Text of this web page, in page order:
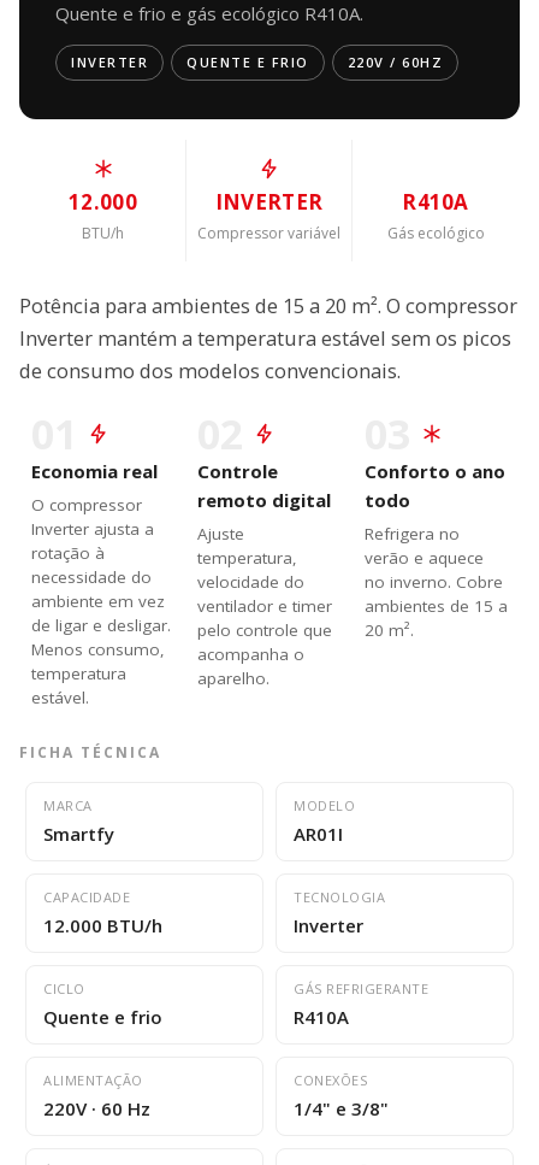
Quente e frio e gás ecológico R410A.
INVERTER QUENTE E FRIO 220V / 60HZ
12.000
BTU/h
INVERTER
Compressor variável
R410A
Gás ecológico
Potência para ambientes de 15 a 20 m². O compressor
Inverter mantém a temperatura estável sem os picos
de consumo dos modelos convencionais.
Economia real
O compressor
Inverter ajusta a
rotação à
necessidade do
ambiente em vez
de ligar e desligar.
Menos consumo,
temperatura
estável.
Controle
remoto digital
Ajuste
temperatura,
velocidade do
ventilador e timer
pelo controle que
acompanha o
aparelho.
Conforto o ano
todo
Refrigera no
verão e aquece
no inverno. Cobre
ambientes de 15 a
20 m².
FICHA TÉCNICA
MARCA
Smartfy
MODELO
AR01I
CAPACIDADE
12.000 BTU/h
TECNOLOGIA
Inverter
CICLO
Quente e frio
GÁS REFRIGERANTE
R410A
ALIMENTAÇÃO
220V · 60 Hz
CONEXÕES
1/4" e 3/8"